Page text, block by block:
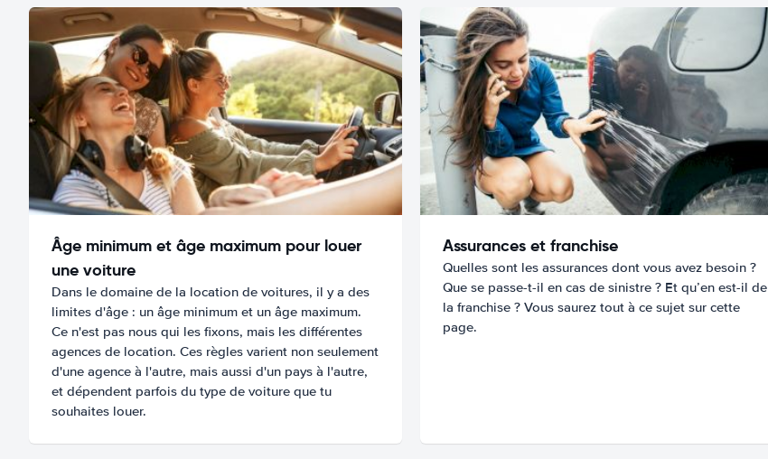
Âge minimum et âge maximum pour louer
une voiture
Dans le domaine de la location de voitures, il y a des
limites d'âge : un âge minimum et un âge maximum.
Ce n'est pas nous qui les fixons, mais les différentes
agences de location. Ces règles varient non seulement
d'une agence à l'autre, mais aussi d'un pays à l'autre,
et dépendent parfois du type de voiture que tu
souhaites louer.
Assurances et franchise
Quelles sont les assurances dont vous avez besoin ?
Que se passe-t-il en cas de sinistre ? Et qu’en est-il de
la franchise ? Vous saurez tout à ce sujet sur cette
page.